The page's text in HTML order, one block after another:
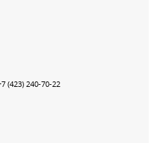
(423) 240-70-22